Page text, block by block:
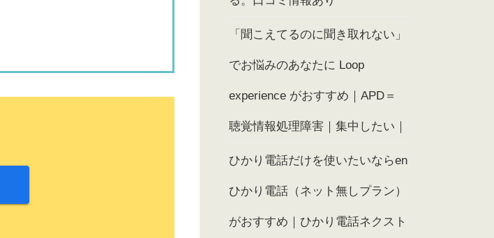
「聞こえてるのに聞き取れない」
でお悩みのあなたに Loop
experience がおすすめ｜APD＝
聴覚情報処理障害｜集中したい｜
ひかり電話だけを使いたいならen
ひかり電話（ネット無しプラン）
がおすすめ｜ひかり電話ネクスト